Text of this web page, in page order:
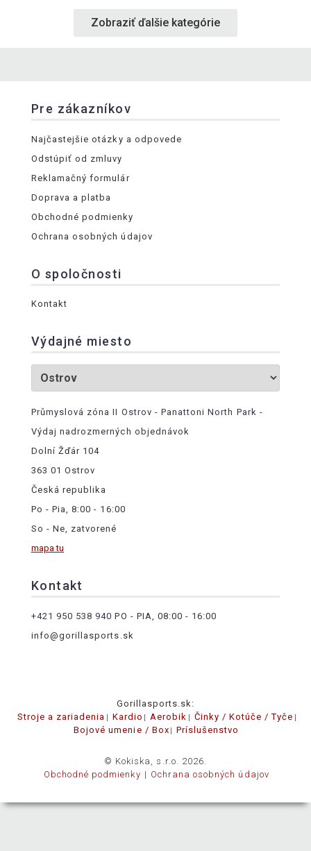
Zobraziť ďalšie kategórie
Pre zákazníkov
Najčastejšie otázky a odpovede
Odstúpiť od zmluvy
Reklamačný formulár
Doprava a platba
Obchodné podmienky
Ochrana osobných údajov
O spoločnosti
Kontakt
Výdajné miesto
Průmyslová zóna II Ostrov - Panattoni North Park -
Výdaj nadrozmerných objednávok
Dolní Žďár 104
363 01 Ostrov
Česká republika
Po - Pia, 8:00 - 16:00
So - Ne, zatvorené
mapa tu
Kontakt
+421 950 538 940 PO - PIA, 08:00 - 16:00
info@gorillasports.sk
Gorillasports.sk:
Stroje a zariadenia
Kardio Aerobik
Činky / Kotúče / Tyče
Bojové umenie / Box
Príslušenstvo
© Kokiska, s.r.o. 2026.
Obchodné podmienky
Ochrana osobných údajov